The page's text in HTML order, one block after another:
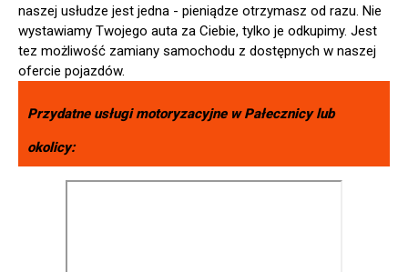
naszej usłudze jest jedna - pieniądze otrzymasz od razu. Nie
wystawiamy Twojego auta za Ciebie, tylko je odkupimy. Jest
tez możliwość zamiany samochodu z dostępnych w naszej
ofercie pojazdów.
Przydatne usługi motoryzacyjne wPałecznicylub
okolicy: